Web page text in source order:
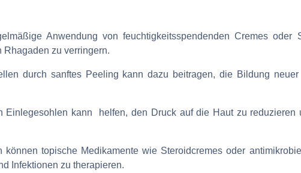
Anwendung von feuchtigkeitsspendenden Cremes oder
Rhagaden zu verringern.
durch sanftes Peeling kann dazu beitragen, die Bildung
Einlegesohlen kann helfen, den Druck auf die Haut zu reduzieren
topische Medikamente wie Steroidcremes oder
Infektionen zu therapieren.